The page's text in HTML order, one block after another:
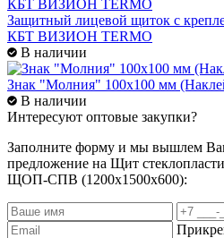
Защитный лицевой щиток с
КБТ ВИЗИОН TERMO
В наличии
Знак "Молния" 100х100 мм
В наличии
Интересуют оптовые закупки?
Заполните форму и мы вышлем
предложение на Щит
ЩОП-СПВ (1200х1500х600):